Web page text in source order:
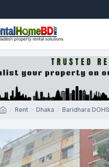
Rent Dhaka Baridhara DOHS